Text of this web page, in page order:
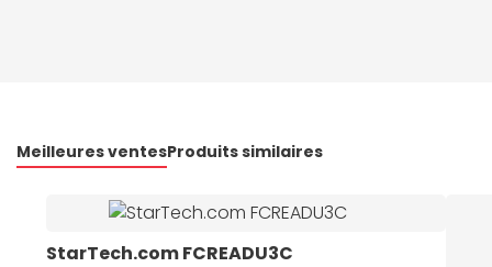
Meilleures ventesProduits similaires
StarTech.com FCREADU3C